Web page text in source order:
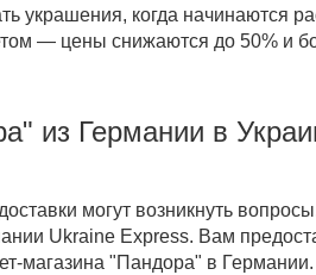
украшения, когда начинаются
— цены снижаются до 50% и
из Германии в
могут возникнуть
Ukraine Express. Вам
магазина "Пандора" в Германии